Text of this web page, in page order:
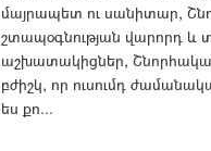
մայրապետ ու սանիտար,
շտապօգնության վարորդ և
աշխատակիցներ,
բժիշկ, որ ուսումդ
ես քո...